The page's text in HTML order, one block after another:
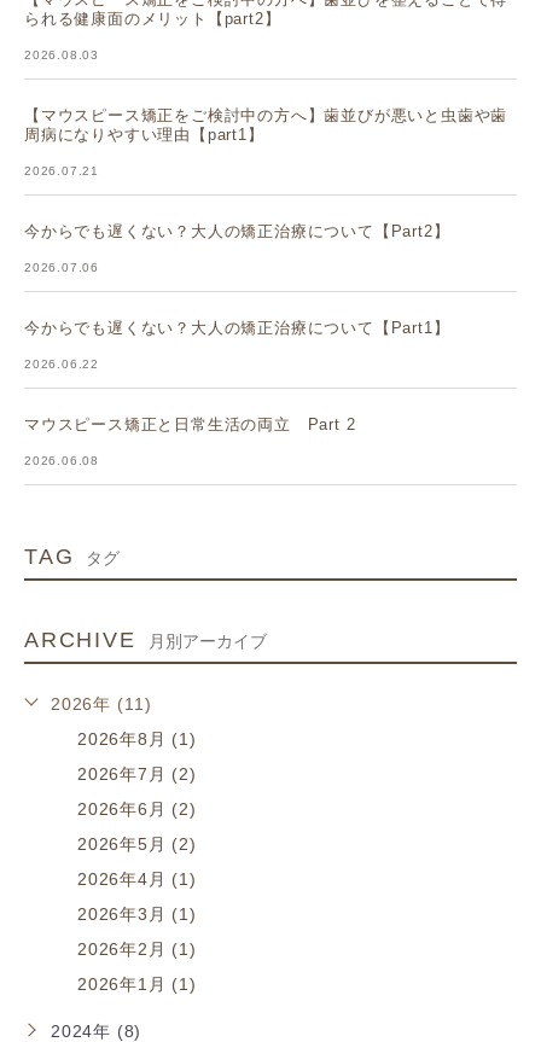
られる健康面のメリット【part2】
2026.08.03
【マウスピース矯正をご検討中の方へ】歯並びが悪いと虫歯や歯
周病になりやすい理由【part1】
2026.07.21
今からでも遅くない？大人の矯正治療について【Part2】
2026.07.06
今からでも遅くない？大人の矯正治療について【Part1】
2026.06.22
マウスピース矯正と日常生活の両立 Part 2
2026.06.08
TAG タグ
ARCHIVE 月別アーカイブ
2026年 (11)
2026年8月 (1)
2026年7月 (2)
2026年6月 (2)
2026年5月 (2)
2026年4月 (1)
2026年3月 (1)
2026年2月 (1)
2026年1月 (1)
2024年 (8)